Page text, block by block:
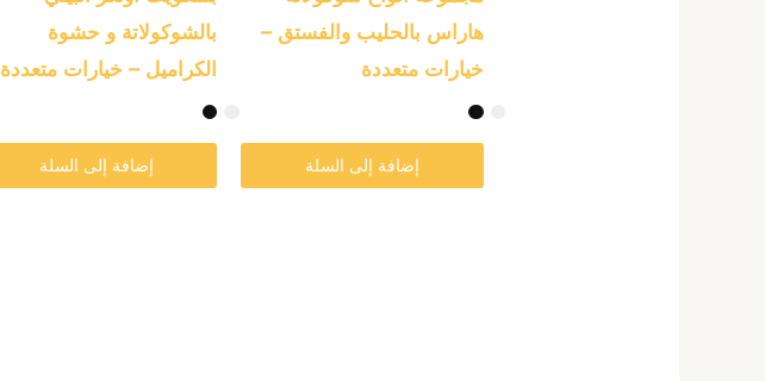
هاراس بالحليب والفستق –
خيارات متعددة
إضافة إلى السلة
اختيار
الخيارات
على
صفحة
بالشوكولاتة و حشوة
الكراميل – خيارات متعددة
إضافة إلى السلة
اختيار
الخيارات
على
صفحة